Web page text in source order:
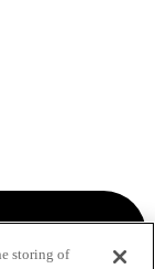
storing of